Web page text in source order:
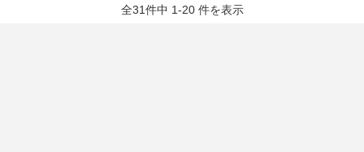
全31件中 1-20 件を表示